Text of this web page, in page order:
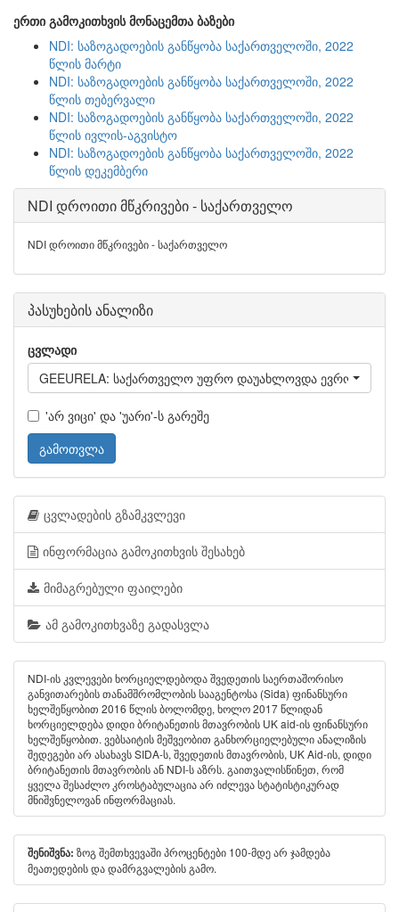
ერთი გამოკითხვის მონაცემთა ბაზები
NDI: საზოგადოების განწყობა საქართველოში, 2022
წლის მარტი
NDI: საზოგადოების განწყობა საქართველოში, 2022
წლის თებერვალი
NDI: საზოგადოების განწყობა საქართველოში, 2022
წლის ივლის-აგვისტო
NDI: საზოგადოების განწყობა საქართველოში, 2022
წლის დეკემბერი
NDI დროითი მწკრივები - საქართველო
NDI დროითი მწკრივები - საქართველო
პასუხების ანალიზი
ცვლადი
GEEURELA: საქართველო უფრო დაუახლოვდა
'არ ვიცი' და 'უარი'-ს გარეშე
გამოთვლა
ცვლადების გზამკვლევი
ინფორმაცია გამოკითხვის შესახებ
მიმაგრებული ფაილები
ამ გამოკითხვაზე გადასვლა
NDI-ის კვლევები ხორციელდებოდა შვედეთის საერთაშორისო
განვითარების თანამშრომლობის სააგენტოსა (Sida) ფინანსური
ხელშეწყობით 2016 წლის ბოლომდე, ხოლო 2017 წლიდან
ხორციელდება დიდი ბრიტანეთის მთავრობის UK aid-ის ფინანსური
ხელშეწყობით. ვებსაიტის მეშვეობით განხორციელებული ანალიზის
შედეგები არ ასახავს SIDA-ს, შვედეთის მთავრობის, UK Aid-ის, დიდი
ბრიტანეთის მთავრობის ან NDI-ს აზრს. გაითვალისწინეთ, რომ
ყველა შესაძლო კროსტაბულაცია არ იძლევა სტატისტიკურად
მნიშვნელოვან ინფორმაციას.
შენიშვნა: ზოგ შემთხვევაში პროცენტები 100-მდე არ ჯამდება
მეათედების და დამრგვალების გამო.